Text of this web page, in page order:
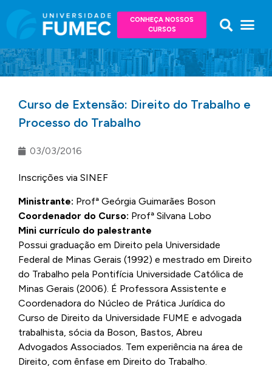
CONHEÇA NOSSOS
CURSOS
Curso de Extensão: Direito do Trabalho e
Processo do Trabalho
03/03/2016
Inscrições via SINEF
Ministrante: Profª Geórgia Guimarães Boson
Coordenador do Curso: Profª Silvana Lobo
Mini currículo do palestrante
Possui graduação em Direito pela Universidade
Federal de Minas Gerais (1992) e mestrado em Direito
do Trabalho pela Pontifícia Universidade Católica de
Minas Gerais (2006). É Professora Assistente e
Coordenadora do Núcleo de Prática Jurídica do
Curso de Direito da Universidade FUME e advogada
trabalhista, sócia da Boson, Bastos, Abreu
Advogados Associados. Tem experiência na área de
Direito, com ênfase em Direito do Trabalho.